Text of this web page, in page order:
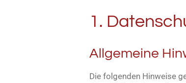
1.
Allgemeine
Die folgenden Hinweise